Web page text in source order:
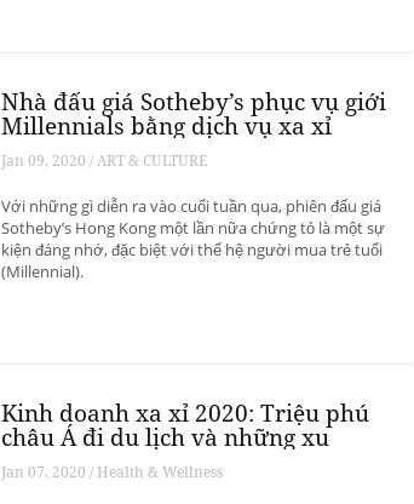
Nhà đấu giá Sotheby’s phục vụ giới
Millennials bằng dịch vụ xa xỉ
Jan 09, 2020 / ART & CULTURE
Với những gì diễn ra vào cuối tuần qua, phiên đấu giá
Sotheby’s Hong Kong một lần nữa chứng tỏ là một sự
kiện đáng nhớ, đặc biệt với thế hệ người mua trẻ tuổi
(Millennial).
Kinh doanh xa xỉ 2020: Triệu phú
châu Á đi du lịch và những xu
hướng có thể thay đổi ngành du
lịch thượng lưu
Jan 07, 2020 / Health & Wellness